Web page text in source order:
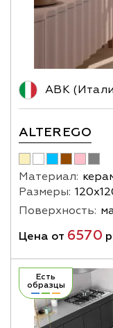
ABK
ALTEREGO
Материал:
Размеры:
Поверхность:
Цена от 6570
Есть
образцы